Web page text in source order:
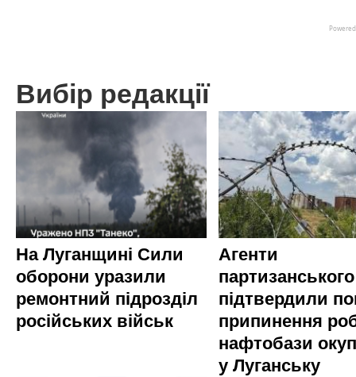
Вибір редакції
На Луганщині Сили
оборони уразили
ремонтний підрозділ
російських військ
Агенти
підтвердили
припинення
нафтобази
у Луганську